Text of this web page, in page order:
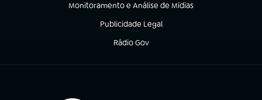
Monitoramento e Análise de Mídias
(abre em nova aba)
Publicidade Legal
(abre em nova aba)
Rádio Gov
(abre em nova aba)